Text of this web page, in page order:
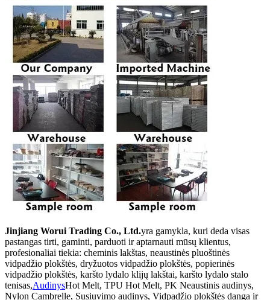
Jinjiang Worui Trading Co., Ltd.yra gamykla, kuri deda visas
pastangas tirti, gaminti, parduoti ir aptarnauti mūsų klientus,
profesionaliai tiekia: cheminis lakštas, neaustinės pluoštinės
vidpadžio plokštės, dryžuotos vidpadžio plokštės, popierinės
vidpadžio plokštės, karšto lydalo klijų lakštai, karšto lydalo stalo
tenisas,AudinysHot Melt, TPU Hot Melt, PK Neaustinis audinys,
Nylon Cambrelle, Susiuvimo audinys, Vidpadžio plokštės danga ir